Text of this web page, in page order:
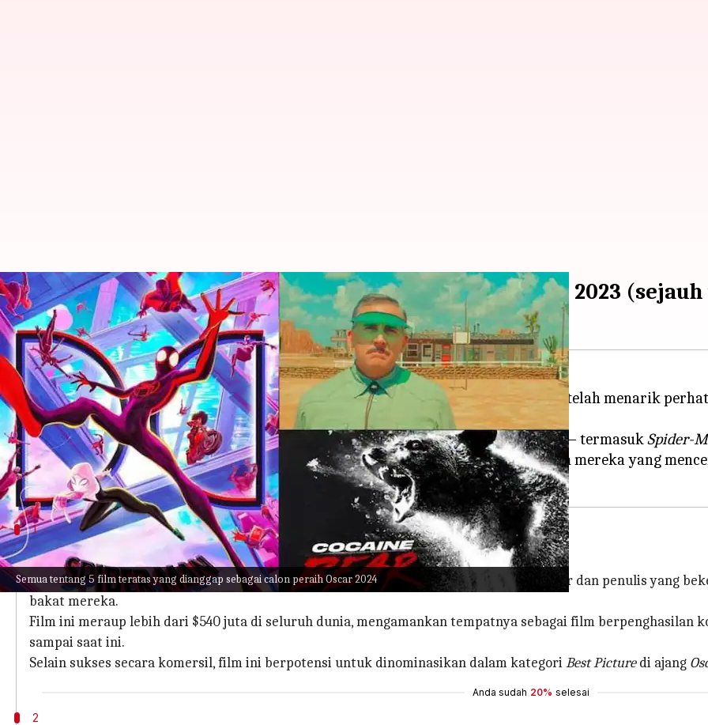
Semua tentang 5 film teratas yang dianggap sebagai calon peraih Oscar 2024
5 Film Pilihan Yang Diprediksi Bersaing Meraih Osccar 2023
menulis Handoko Jul 04, 2023 01:25 pm
Apa ceritanya
Memasuki pertengahan tahun 2023, beberapa film Hollywood dari paruh pertama telah menarik
dalam meraihAcademy Awards 2024.
Dengan pujian tinggi dan kesuksesan komersial, desas-desus seputar film-film ini — termasukSpider-
telah mendapatkan pujian atas cerita, penilaian latar belakang, dan efek visual film mereka yang
1
Spider-Man: Across The Spider-Verse': Kategori Best Picture
Dengan citra inovatif dan efek visual dalamSpider-Man: Across The Spider-Verse, produser dan penulis yang
bakat mereka.
Film ini meraup lebih dari $540 juta di seluruh dunia, mengamankan tempatnya sebagai film
sampai saat ini.
Selain sukses secara komersil, film ini berpotensi untuk dinominasikan dalam kategoriBest Picturedi ajang
Anda sudah 20% selesai
2